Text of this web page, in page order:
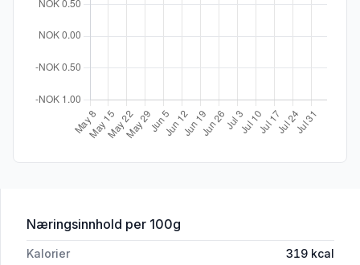
Næringsinnhold for 'Hvalersalat 180g Nn'
per 100g
Kalorier 319 kcal